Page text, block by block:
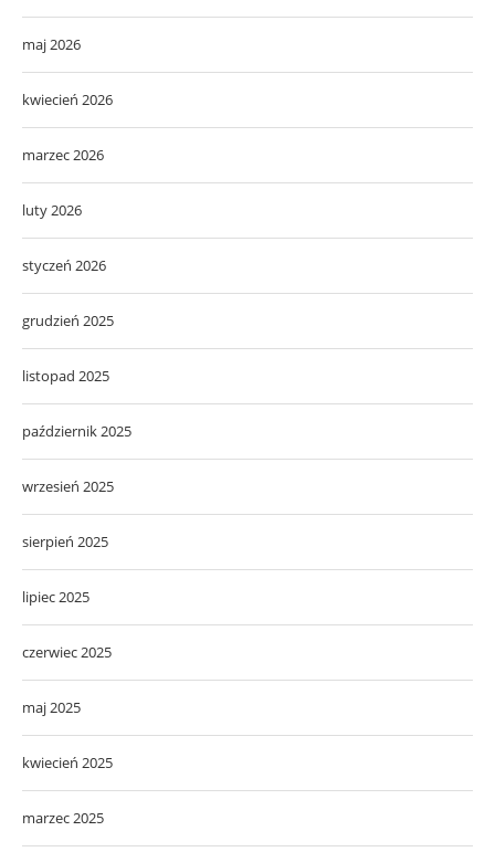
maj 2026
kwiecień 2026
marzec 2026
luty 2026
styczeń 2026
grudzień 2025
listopad 2025
październik 2025
wrzesień 2025
sierpień 2025
lipiec 2025
czerwiec 2025
maj 2025
kwiecień 2025
marzec 2025